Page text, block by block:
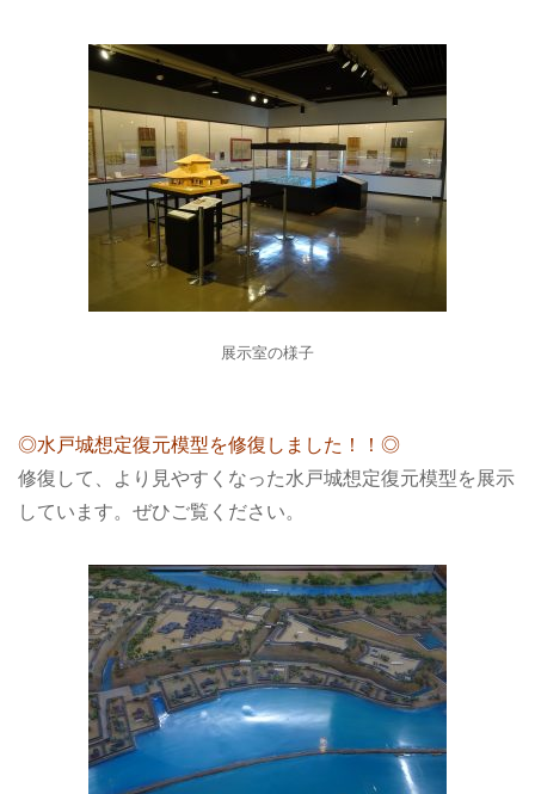
展示室の様子
◎水戸城想定復元模型を修復しました！！◎
修復して、より見やすくなった水戸城想定復元模型を展示
しています。ぜひご覧ください。